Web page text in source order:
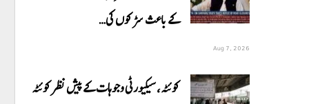
کے باعث سڑکوں کی…
Aug 7, 2026
کوئٹہ، سیکیورٹی وجوہات کے پیش نظر کوئٹہ